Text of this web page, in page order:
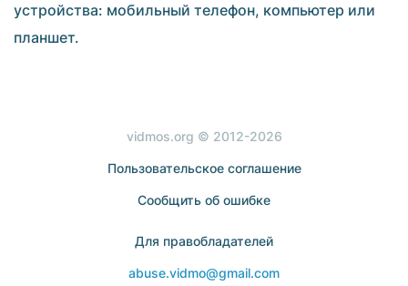
устройства: мобильный телефон, компьютер или
планшет.
vidmos.org © 2012-2026
Пользовательское соглашение
Сообщить об ошибке
Для правобладателей
abuse.vidmo@gmail.com